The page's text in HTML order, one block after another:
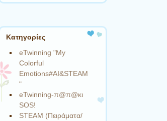
Kατηγορίες
eTwinning "My
Colorful
Emotions#AI&STEAM
"
eTwinning-π@π@κι
SOS!
STEAM (Πειράματα/